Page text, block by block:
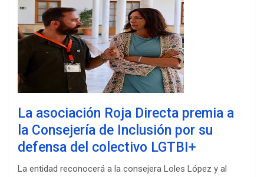
La asociación Roja Directa premia a
la Consejería de Inclusión por su
defensa del colectivo LGTBI+
La entidad reconocerá a la consejera Loles López y al